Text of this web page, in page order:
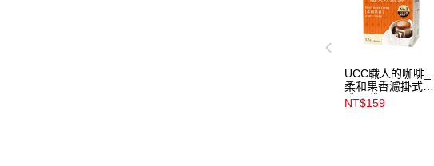
UCC職人的咖啡_
柔和果香濾掛式咖
啡12袋入
NT$159